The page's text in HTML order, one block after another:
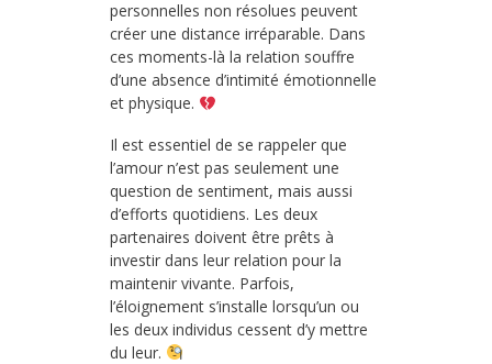
personnelles non résolues peuvent
créer une distance irréparable. Dans
ces moments-là la relation souffre
d’une absence d’intimité émotionnelle
et physique.
Il est essentiel de se rappeler que
l’amour n’est pas seulement une
question de sentiment, mais aussi
d’efforts quotidiens. Les deux
partenaires doivent être prêts à
investir dans leur relation pour la
maintenir vivante. Parfois,
l’éloignement s’installe lorsqu’un ou
les deux individus cessent d’y mettre
du leur.